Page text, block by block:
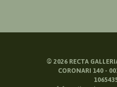
© 2026RECTA
CORONARI 140 -